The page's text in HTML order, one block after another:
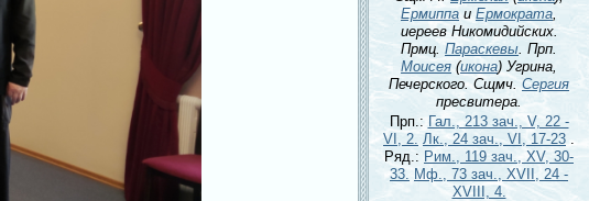
Ермиппа и Ермократа,
иереев Никомидийских.
Прмц.Параскевы. Прп.
Моисея (икона) Угрина,
Печерского. Сщмч. Сергия
пресвитера.
Прп.: Гал., 213 зач., V, 22 -
VI, 2. Лк., 24 зач., VI, 17-23 .
Ряд.: Рим., 119 зач., XV, 30-
33. Мф., 73 зач., XVII, 24 -
XVIII, 4.